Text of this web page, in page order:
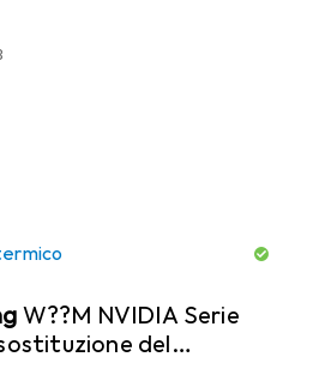
W??M NVIDIA Serie
del